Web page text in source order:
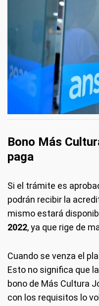
Bono Más
paga
Si el trámite es
podrán recibir la
mismo estará
2022, ya que rige de
Cuando se venza el
Esto no significa que
bono de Más Cultura
con los requisitos lo